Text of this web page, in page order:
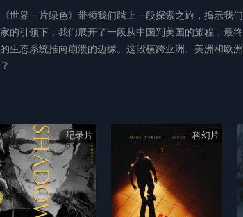
世界一片绿色》带领我们踏上一段探索之旅，揭示我
的引领下，我们展开了一段从中国到美国的旅程，最
生态系统推向崩溃的边缘。这段横跨亚洲、美洲和欧
纪录片 科幻片